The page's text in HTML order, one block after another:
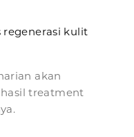
regenerasi kulit
akan
treatment